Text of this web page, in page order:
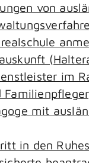
von
im
mit
in den